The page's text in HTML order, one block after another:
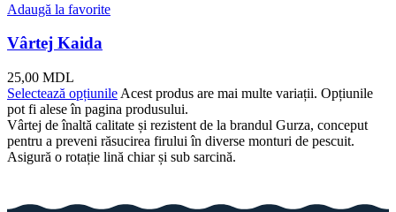
Adaugă la favorite
Vârtej Kaida
25,00 MDL
Selectează opțiunile Acest produs are mai multe variații. Opțiunile
pot fi alese în pagina produsului.
Vârtej de înaltă calitate și rezistent de la brandul Gurza, conceput
pentru a preveni răsucirea firului în diverse monturi de pescuit.
Asigură o rotație lină chiar și sub sarcină.